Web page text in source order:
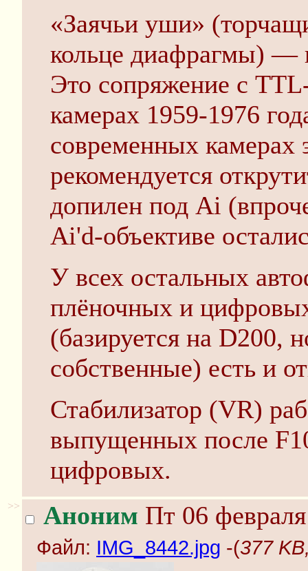
«Заячьи уши»
кольце диафрагмы) —
Это сопряжение с
камерах 1959-1976
современных камерах
рекомендуется
допилен под Ai
Ai'd-объективе
У всех остальных
плёночных и
(базируется на D200,
собственные) есть и
Стабилизатор (VR)
выпущенных после
цифровых.
>> Аноним Пт 06
Файл: IMG_8442.jpg -(377